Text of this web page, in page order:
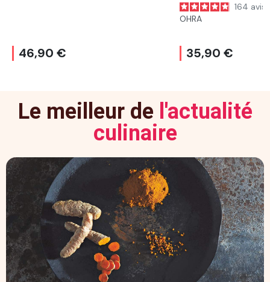
46,90 €
164 avis
OHRA
35,90 €
Le meilleur de l'actualité
culinaire